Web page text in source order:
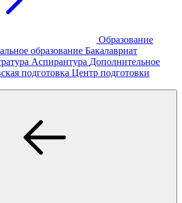
Образование
образование Бакалавриат
Аспирантура Дополнительное
подготовка Центр подготовки